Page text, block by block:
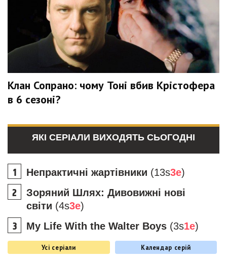
Клан Сопрано: чому Тоні вбив Крістофера
в 6 сезоні?
ЯКІ СЕРІАЛИ ВИХОДЯТЬ СЬОГОДНІ
Непрактичні жартівники (13s3e)
Зоряний Шлях: Дивовижні нові
світи (4s3e)
My Life With the Walter Boys (3s1e)
Усі серіали Календар серій